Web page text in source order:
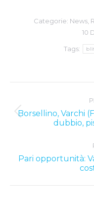
Categorie: News,
10
Tags:
navigation
Borsellino, Varchi
dubbio,
Pari opportunità: